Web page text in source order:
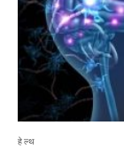
हेल्थ